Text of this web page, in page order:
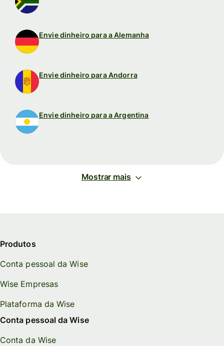
Envie dinheiro para a Alemanha
Envie dinheiro para Andorra
Envie dinheiro para a Argentina
Mostrar mais
Produtos
Conta pessoal da Wise
Wise Empresas
Plataforma da Wise
Conta pessoal da Wise
Conta da Wise